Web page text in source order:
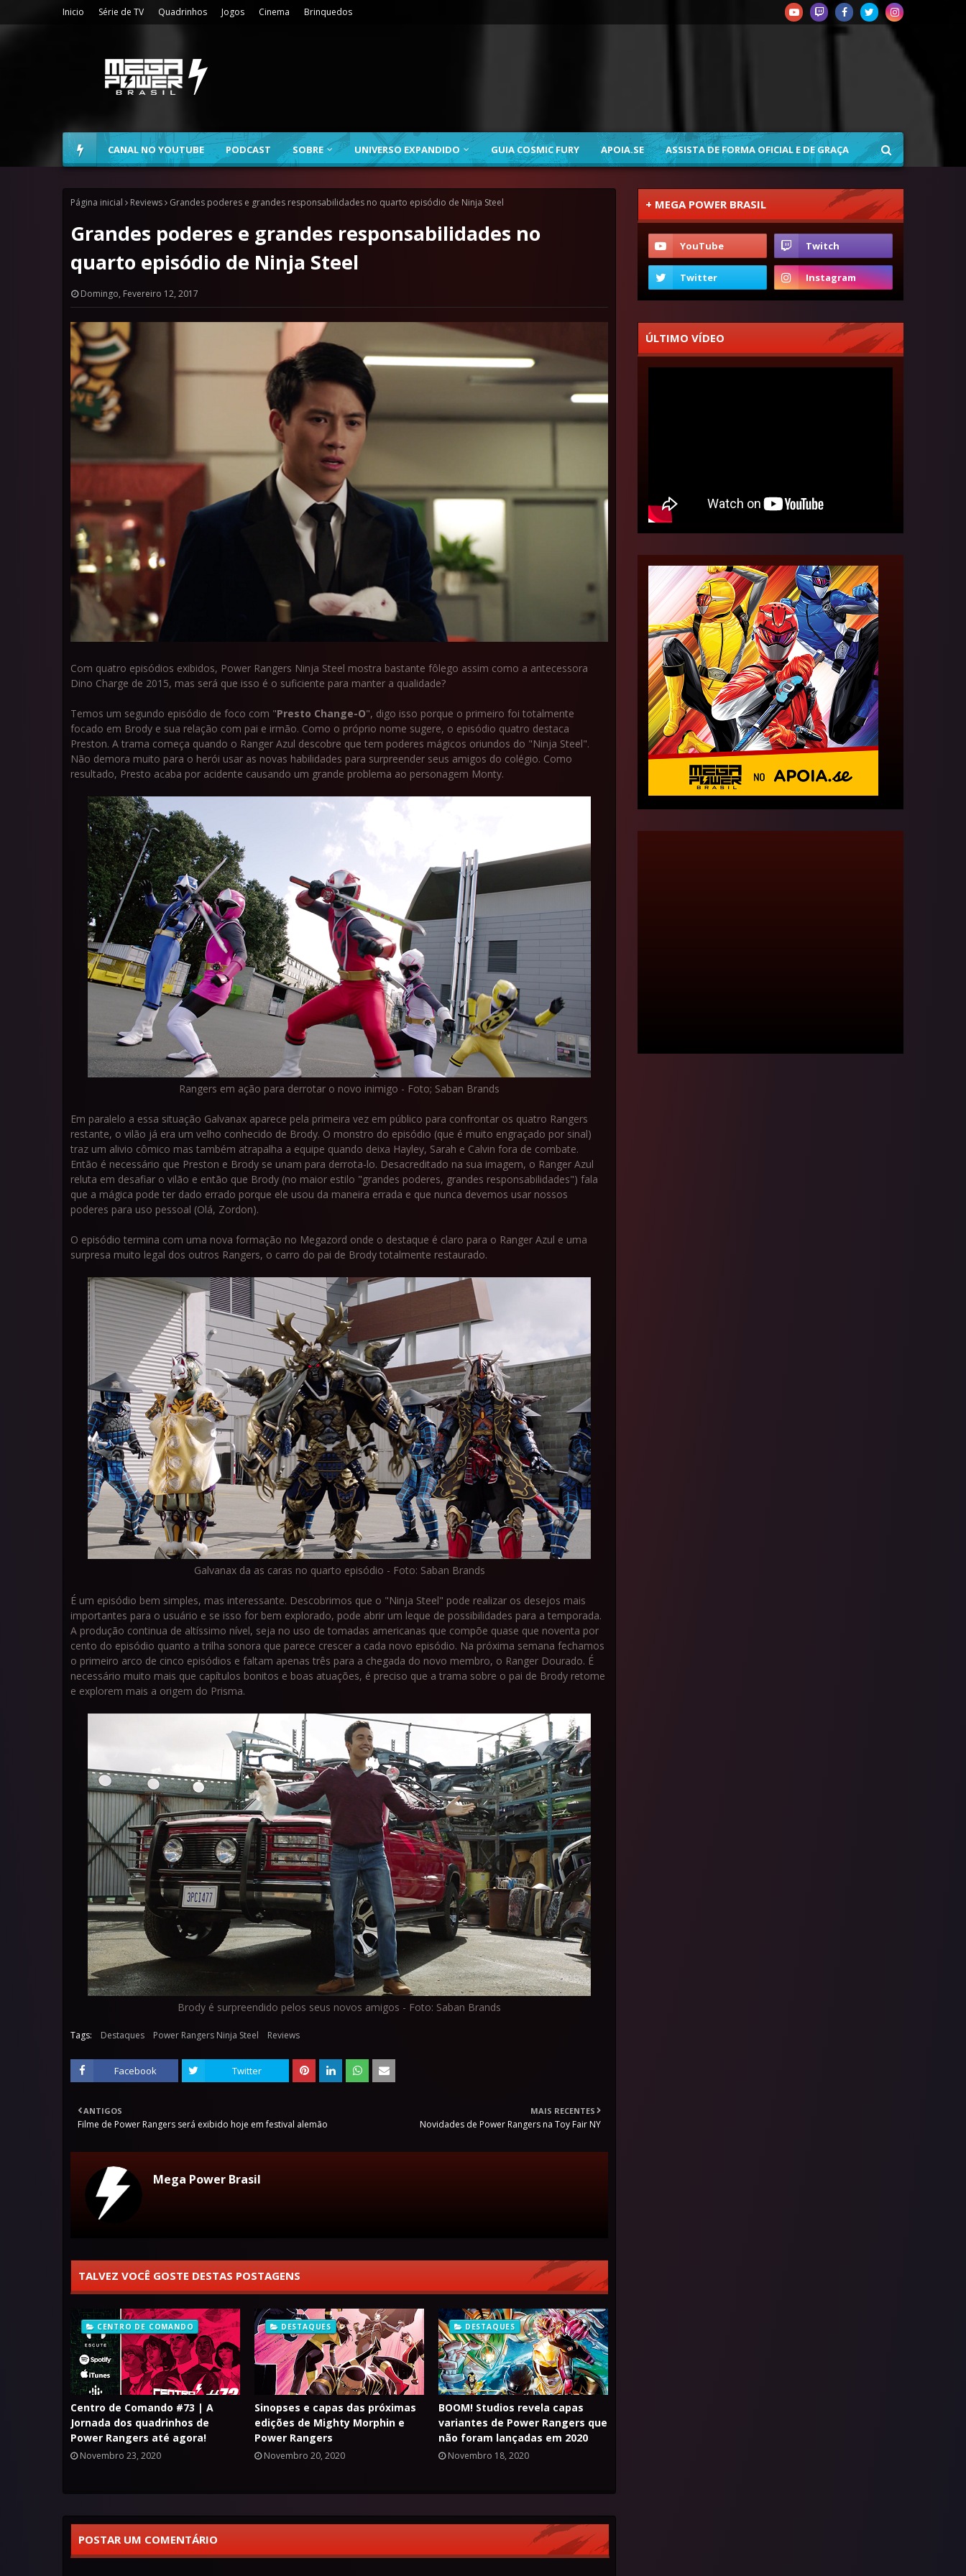
Inicio Série de TV Quadrinhos Jogos Cinema Brinquedos
CANAL NO YOUTUBE PODCAST SOBRE UNIVERSO EXPANDIDO GUIA COSMIC FURY APOIA.SE ASSISTA DE FORMA OFICIAL E DE GRAÇA
Página inicial Reviews Grandes poderes e grandes responsabilidades no quarto episódio de Ninja Steel
Grandes poderes e grandes responsabilidades no
quarto episódio de Ninja Steel
Domingo, Fevereiro 12, 2017
Com quatro episódios exibidos, Power Rangers Ninja Steel mostra bastante fôlego assim como a antecessora
Dino Charge de 2015, mas será que isso é o suficiente para manter a qualidade?
Temos um segundo episódio de foco com "Presto Change-O", digo isso porque o primeiro foi totalmente
focado em Brody e sua relação com pai e irmão. Como o próprio nome sugere, o episódio quatro destaca
Preston. A trama começa quando o Ranger Azul descobre que tem poderes mágicos oriundos do "Ninja Steel".
Não demora muito para o herói usar as novas habilidades para surpreender seus amigos do colégio. Como
resultado, Presto acaba por acidente causando um grande problema ao personagem Monty.
Rangers em ação para derrotar o novo inimigo - Foto; Saban Brands
Em paralelo a essa situação Galvanax aparece pela primeira vez em público para confrontar os quatro Rangers
restante, o vilão já era um velho conhecido de Brody. O monstro do episódio (que é muito engraçado por sinal)
traz um alivio cômico mas também atrapalha a equipe quando deixa Hayley, Sarah e Calvin fora de combate.
Então é necessário que Preston e Brody se unam para derrota-lo. Desacreditado na sua imagem, o Ranger Azul
reluta em desafiar o vilão e então que Brody (no maior estilo "grandes poderes, grandes responsabilidades") fala
que a mágica pode ter dado errado porque ele usou da maneira errada e que nunca devemos usar nossos
poderes para uso pessoal (Olá, Zordon).
O episódio termina com uma nova formação no Megazord onde o destaque é claro para o Ranger Azul e uma
surpresa muito legal dos outros Rangers, o carro do pai de Brody totalmente restaurado.
Galvanax da as caras no quarto episódio - Foto: Saban Brands
É um episódio bem simples, mas interessante. Descobrimos que o "Ninja Steel" pode realizar os desejos mais
importantes para o usuário e se isso for bem explorado, pode abrir um leque de possibilidades para a temporada.
A produção continua de altíssimo nível, seja no uso de tomadas americanas que compõe quase que noventa por
cento do episódio quanto a trilha sonora que parece crescer a cada novo episódio. Na próxima semana fechamos
o primeiro arco de cinco episódios e faltam apenas três para a chegada do novo membro, o Ranger Dourado. É
necessário muito mais que capítulos bonitos e boas atuações, é preciso que a trama sobre o pai de Brody retome
e explorem mais a origem do Prisma.
Brody é surpreendido pelos seus novos amigos - Foto: Saban Brands
Tags: Destaques Power Rangers Ninja Steel Reviews
Facebook Twitter
MAIS RECENTES
Novidades de Power Rangers na Toy Fair NY
ANTIGOS
Filme de Power Rangers será exibido hoje em festival alemão
Mega Power Brasil
TALVEZ VOCÊ GOSTE DESTAS POSTAGENS
CENTRO DE COMANDO
Centro de Comando #73 | A
Jornada dos quadrinhos de
Power Rangers até agora!
Novembro 23, 2020
DESTAQUES
Sinopses e capas das próximas
edições de Mighty Morphin e
Power Rangers
Novembro 20, 2020
DESTAQUES
BOOM! Studios revela capas
variantes de Power Rangers que
não foram lançadas em 2020
Novembro 18, 2020
POSTAR UM COMENTÁRIO
+ MEGA POWER BRASIL
ÚLTIMO VÍDEO